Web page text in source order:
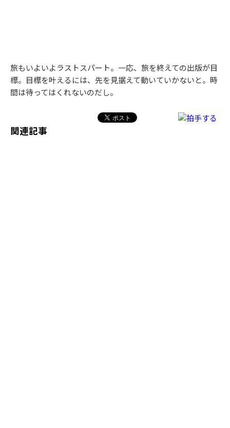
旅もいよいよラストスパート。一応、旅を終えての出版が目
標。目標を叶えるには、先を見据えて動いていかないと。時
間は待ってはくれないのだし。
関連記事